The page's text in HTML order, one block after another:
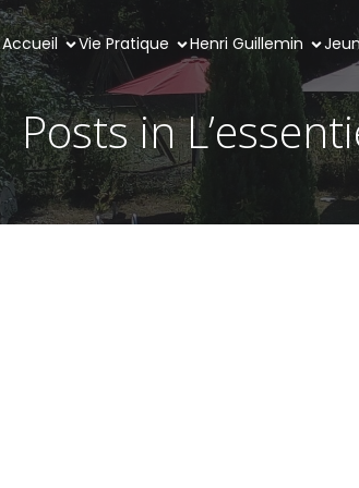
Accueil Vie Pratique Henri Guillemin
Posts in